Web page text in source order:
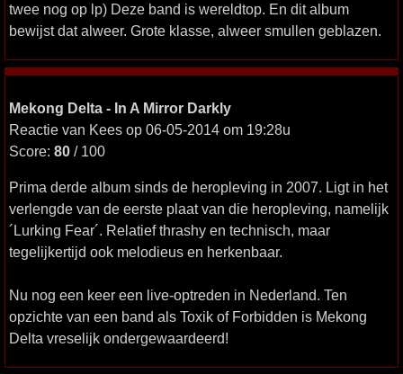
twee nog op lp) Deze band is wereldtop. En dit album
bewijst dat alweer. Grote klasse, alweer smullen geblazen.
Mekong Delta - In A Mirror Darkly
Reactie van Kees op 06-05-2014 om 19:28u
Score: 80 / 100
Prima derde album sinds de heropleving in 2007. Ligt in het
verlengde van de eerste plaat van die heropleving, namelijk
´Lurking Fear´. Relatief thrashy en technisch, maar
tegelijkertijd ook melodieus en herkenbaar.
Nu nog een keer een live-optreden in Nederland. Ten
opzichte van een band als Toxik of Forbidden is Mekong
Delta vreselijk ondergewaardeerd!